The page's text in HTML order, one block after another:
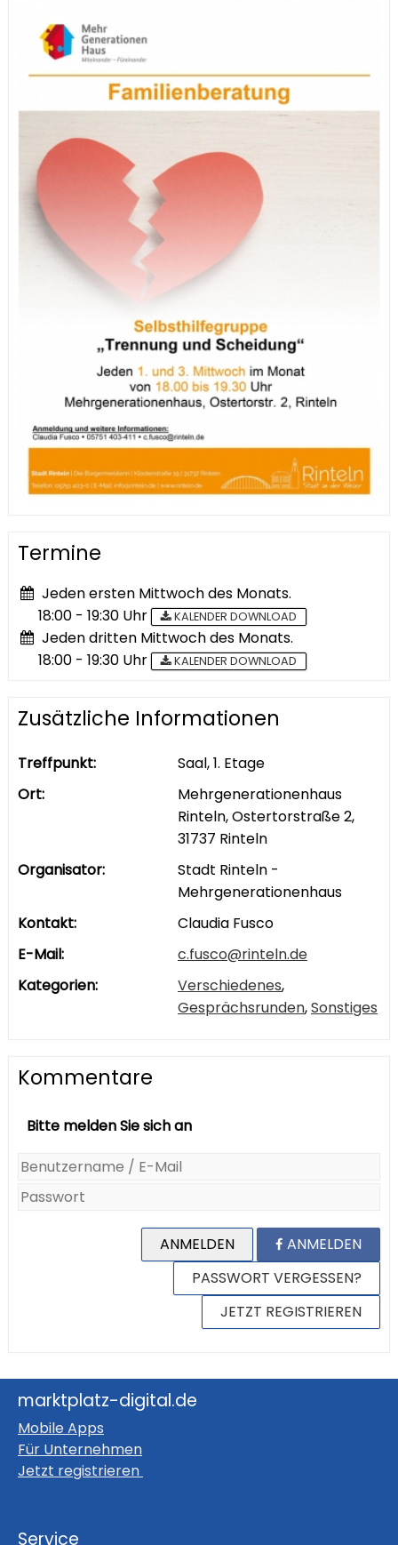
Termine
Jeden ersten Mittwoch des Monats.
18:00 - 19:30 Uhr
KALENDER DOWNLOAD
Jeden dritten Mittwoch des Monats.
18:00 - 19:30 Uhr
KALENDER DOWNLOAD
Zusätzliche Informationen
Treffpunkt:
Saal, 1. Etage
Ort:
Mehrgenerationenhaus
Rinteln, Ostertorstraße 2,
31737 Rinteln
Organisator:
Stadt Rinteln -
Mehrgenerationenhaus
Kontakt:
Claudia Fusco
E-Mail:
c.fusco@rinteln.de
Kategorien:
Verschiedenes,
Gesprächsrunden,Sonstiges
Kommentare
Bitte melden Sie sich an
ANMELDEN
ANMELDEN
PASSWORT VERGESSEN?
JETZT REGISTRIEREN
marktplatz-digital.de
Mobile Apps
Für Unternehmen
Jetzt registrieren
Service